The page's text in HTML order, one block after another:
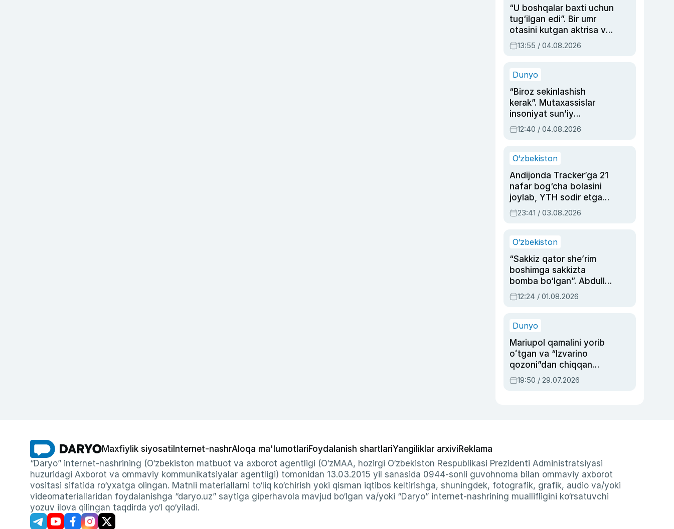
“U boshqalar baxti uchun
tug‘ilgan edi”. Bir umr
otasini kutgan aktrisa va
dublyaj ustasi Rimma
Ahmedovaning
13:55 / 04.08.2026
Dunyo
“Biroz sekinlashish
kerak”. Mutaxassislar
insoniyat sun’iy
intellektni boshqara
olmay qolishidan xavotir
12:40 / 04.08.2026
O‘zbekiston
Andijonda Tracker’ga 21
nafar bog‘cha bolasini
joylab, YTH sodir etgan
ayolga sud hukmi o‘qildi
23:41 / 03.08.2026
O‘zbekiston
“Sakkiz qator she’rim
boshimga sakkizta
bomba bo‘lgan”. Abdulla
Oripovni siyosiy
ayblovlardan asrab
12:24 / 01.08.2026
Dunyo
Mariupol qamalini yorib
oʻtgan va “Izvarino
qozoni”dan chiqqan
qahramon — Ukraina
armiyasi bosh
19:50 / 29.07.2026
Maxfiylik siyosati Internet-nashrAloqa ma'lumotlariFoydalanish shartlariYangiliklar arxiviReklama
“Daryo” internet-nashrining (O‘zbekiston matbuot va axborot agentligi (O‘zMAA, hozirgi O‘zbekiston Respublikasi Prezidenti Administratsiyasi
huzuridagi Axborot va ommaviy kommunikatsiyalar agentligi) tomonidan 13.03.2015 yil sanasida 0944-sonli guvohnoma bilan ommaviy axborot
vositasi sifatida ro‘yxatga olingan. Matnli materiallarni to‘liq ko‘chirish yoki qisman iqtibos keltirishga, shuningdek, fotografik, grafik, audio va/yoki
videomateriallaridan foydalanishga “daryo.uz” saytiga giperhavola mavjud bo‘lgan va/yoki “Daryo” internet-nashrining muallifligini ko‘rsatuvchi
yozuv ilova qilingan taqdirda yo‘l qo‘yiladi.